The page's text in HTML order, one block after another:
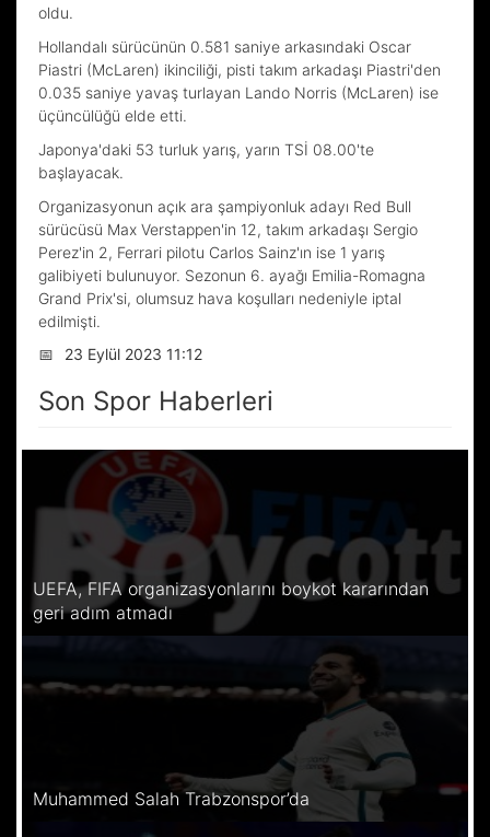
oldu.
Hollandalı sürücünün 0.581 saniye arkasındaki Oscar
Piastri (McLaren) ikinciliği, pisti takım arkadaşı Piastri'den
0.035 saniye yavaş turlayan Lando Norris (McLaren) ise
üçüncülüğü elde etti.
Japonya'daki 53 turluk yarış, yarın TSİ 08.00'te
başlayacak.
Organizasyonun açık ara şampiyonluk adayı Red Bull
sürücüsü Max Verstappen'in 12, takım arkadaşı Sergio
Perez'in 2, Ferrari pilotu Carlos Sainz'ın ise 1 yarış
galibiyeti bulunuyor. Sezonun 6. ayağı Emilia-Romagna
Grand Prix'si, olumsuz hava koşulları nedeniyle iptal
edilmişti.
📅
23 Eylül 2023 11:12
Son Spor Haberleri
UEFA, FIFA organizasyonlarını boykot kararından
geri adım atmadı
Muhammed Salah Trabzonspor’da